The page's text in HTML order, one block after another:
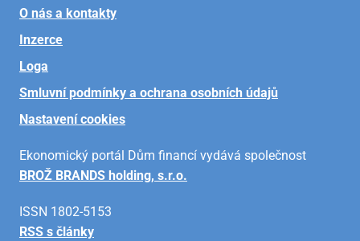
O nás a kontakty
Inzerce
Loga
Smluvní podmínky a ochrana osobních údajů
Nastavení cookies
Ekonomický portál Dům financí vydává společnost
BROŽ BRANDS holding, s.r.o.
ISSN 1802-5153
RSS s články